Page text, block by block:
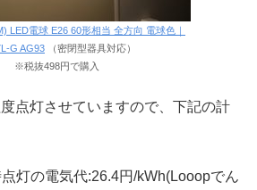
LED電球 E26 60形相当 全方向 電球色｜
G AG93 （密閉型器具対応）
※税抜498円で購入
点灯させていますので、下記の計
灯の電気代:26.4円/kWh(Looopでん